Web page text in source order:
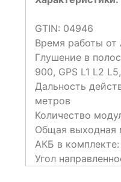
GTIN: 04946
Время работы от
Глушение в
900, GPS L1 L2
Дальность
метров
Количество
Общая выходная
АКБ в комплекте:
Угол